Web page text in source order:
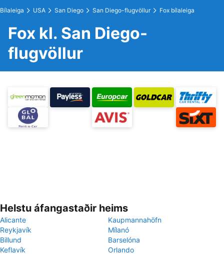
Bílaleiga USA San Diego San Diego-flugvöllur Fox bílaleiga
Fox kl. San Diego-
flugvöllur
Helstu áfangastaðir heims
Alicante
Kaupmannahöfn
Reykjavík
Mílanó
Billund
Barselóna
Keflavík
Orlando